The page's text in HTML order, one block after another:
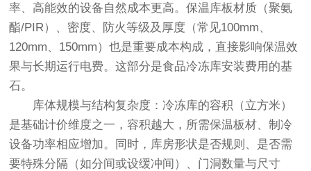
率、高能效的设备自然成本更高。保温库板材质（聚氨
酯/PIR）、密度、防火等级及厚度（常见100mm、
120mm、150mm）也是重要成本构成，直接影响保温效
果与长期运行电费。这部分是食品冷冻库安装费用的基
石。
库体规模与结构复杂度：冷冻库的容积（立方米）
是基础计价维度之一，容积越大，所需保温板材、制冷
设备功率相应增加。同时，库房形状是否规则、是否需
要特殊分隔（如分间或设缓冲间）、门洞数量与尺寸